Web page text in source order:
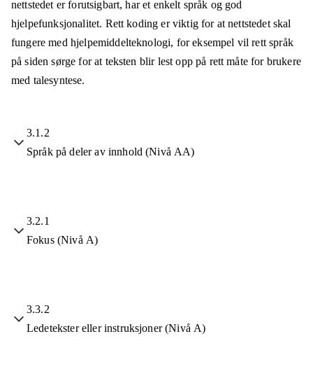
nettstedet er forutsigbart, har et enkelt språk og god
hjelpefunksjonalitet. Rett koding er viktig for at nettstedet skal
fungere med hjelpemiddelteknologi, for eksempel vil rett språk
på siden sørge for at teksten blir lest opp på rett måte for brukere
med talesyntese.
3.1.2
Språk på deler av innhold (Nivå AA)
3.2.1
Fokus (Nivå A)
3.3.2
Ledetekster eller instruksjoner (Nivå A)